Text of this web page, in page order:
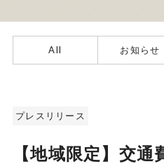
All お知らせ
プレスリリース
【地域限定】交